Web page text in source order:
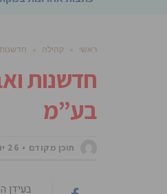
ראשי » קהילה »
חדשנות
בע”מ
תוכן מקודם 26 יוני, 2024
בעידן